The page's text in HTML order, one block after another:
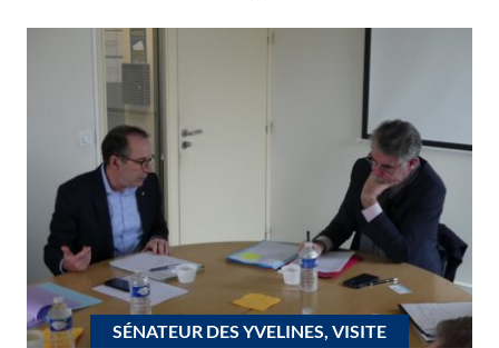
SÉNATEUR DES YVELINES, VISITE